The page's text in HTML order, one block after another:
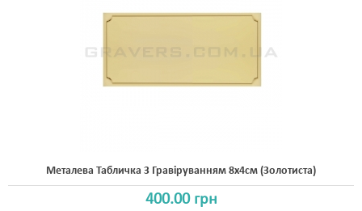
Металева Табличка З Гравіруванням 8x4см (золотиста)
400.00 грн